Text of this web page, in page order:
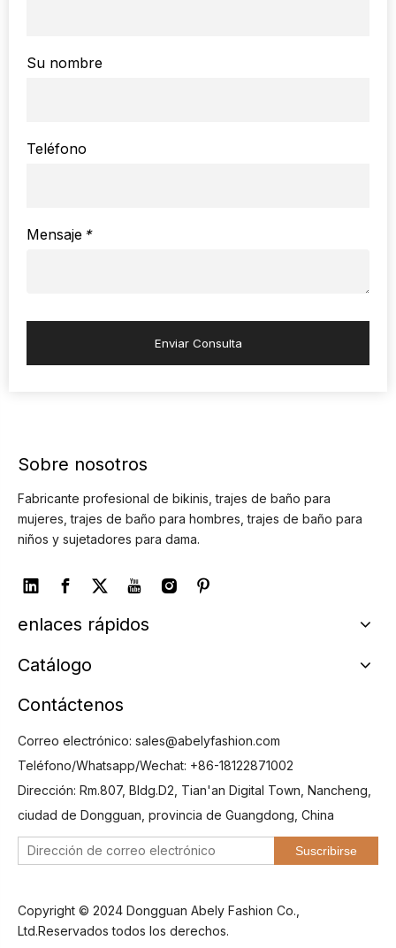
Su nombre
Teléfono
*
Mensaje
Enviar Consulta
Sobre nosotros
Fabricante profesional de bikinis, trajes de baño para
mujeres, trajes de baño para hombres, trajes de baño para
niños y sujetadores para dama.
enlaces rápidos
Catálogo
Contáctenos
Correo electrónico: sales@abelyfashion.com
Teléfono/Whatsapp/Wechat: +86-18122871002
Dirección: Rm.807, Bldg.D2, Tian'an Digital Town, Nancheng,
ciudad de Dongguan, provincia de Guangdong, China
Suscribirse
Copyright © 2024 Dongguan Abely Fashion Co.,
Ltd.Reservados todos los derechos.